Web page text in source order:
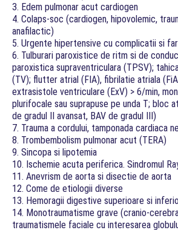
3. Edem pulmonar acut cardiogen
4. Colaps-soc (cardiogen, hipovolemic,
anafilactic)
5. Urgente hipertensive cu complicatii si
6. Tulburari paroxistice de ritm si de
paroxistica supraventriculara (TPSV);
(TV); flutter atrial (FIA), fibrilatie atriala
extrasistole ventriculare (ExV) > 6/min,
plurifocale sau suprapuse pe unda T; bloc
de gradul II avansat, BAV de gradul III)
7. Trauma a cordului, tamponada cardiaca
8. Trombembolism pulmonar acut (TERA)
9. Sincopa si lipotemia
10. Ischemie acuta periferica. Sindromul
11. Anevrism de aorta si disectie de aorta
12. Come de etiologii diverse
13. Hemoragii digestive superioare si
14. Monotraumatisme grave (cranio-
traumatismele faciale cu interesarea